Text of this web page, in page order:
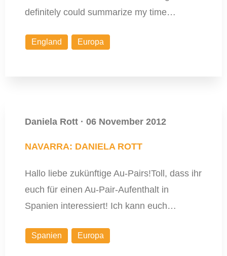
definitely could summarize my time…
England Europa
Daniela Rott · 06 November 2012
NAVARRA: DANIELA ROTT
Hallo liebe zukünftige Au-Pairs!Toll, dass ihr
euch für einen Au-Pair-Aufenthalt in
Spanien interessiert! Ich kann euch…
Spanien Europa